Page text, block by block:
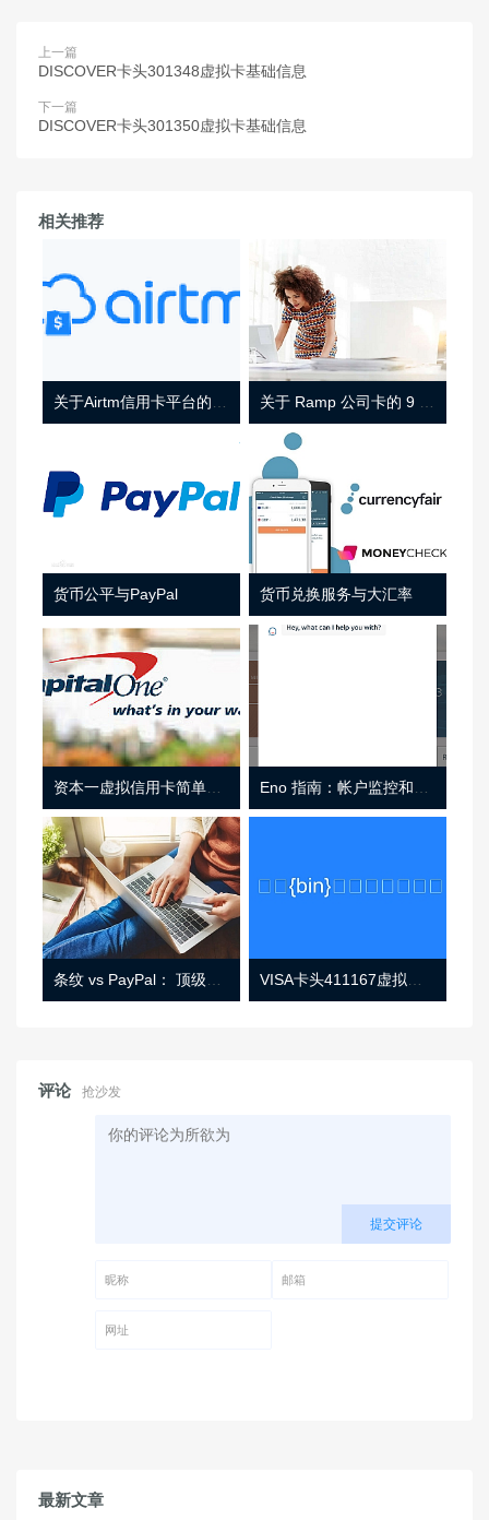
上一篇
DISCOVER卡头301348虚拟卡基础信息
下一篇
DISCOVER卡头301350虚拟卡基础信息
相关推荐
货币公平与PayPal 货币兑换服务与大汇率
资本一虚拟信用卡简单介绍
条纹 vs PayPal： 顶级功能， 定价 （和更多！ VISA卡头411167虚拟卡基础信息
评论 抢沙发
提交评论
最新文章